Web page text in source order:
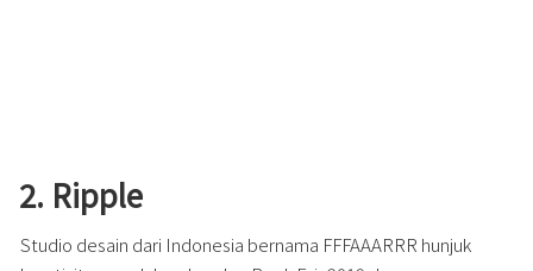
2. Ripple
Studio desain dari Indonesia bernama FFFAAARRR hunjuk